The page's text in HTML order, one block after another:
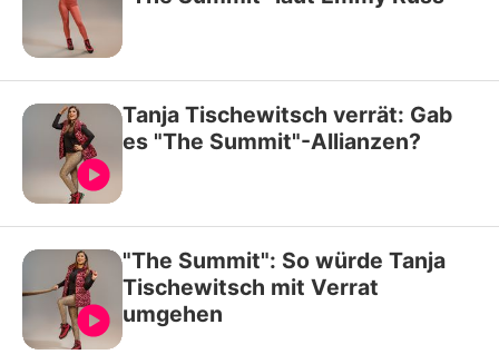
Tanja Tischewitsch verrät: Gab
es "The Summit"-Allianzen?
"The Summit": So würde Tanja
Tischewitsch mit Verrat
umgehen